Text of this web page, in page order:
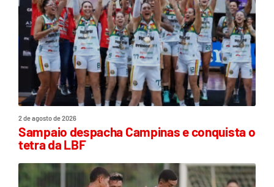
2 de agosto de 2026
Sampaio despacha Campinas e conquista o
tetra da LBF